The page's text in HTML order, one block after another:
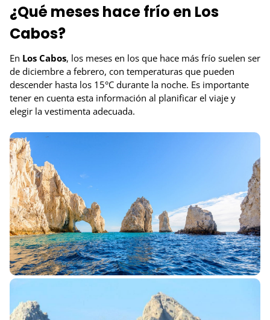
¿Qué meses hace frío en Los
Cabos?
En Los Cabos, los meses en los que hace más frío suelen ser
de diciembre a febrero, con temperaturas que pueden
descender hasta los 15°C durante la noche. Es importante
tener en cuenta esta información al planificar el viaje y
elegir la vestimenta adecuada.